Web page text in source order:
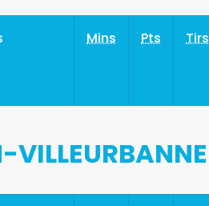
Mins Pts Tirs
VILLEURBANNE